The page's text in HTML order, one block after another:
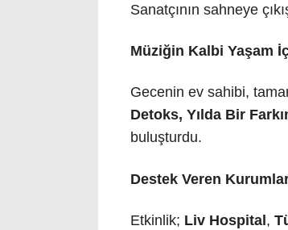
Sanatçının sahneye
Müziğin Kalbi Yaşam
Gecenin ev sahibi,
Detoks, Yılda Bir
buluşturdu.
Destek Veren
Etkinlik; Liv Hospital ,